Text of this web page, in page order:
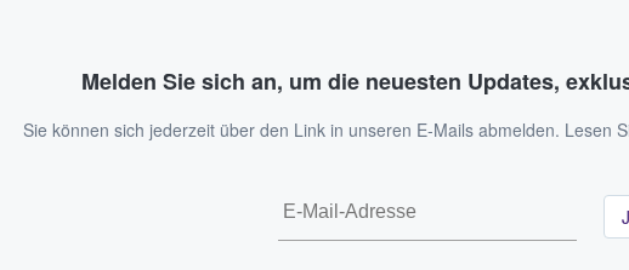
Melden Sie sich an, um die neuesten Updates,
Sie können sich jederzeit über den Link in unseren E-Mails abmelden. Lesen